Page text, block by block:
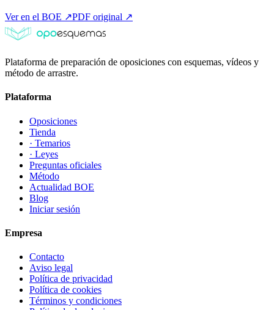
Ver en el BOE ↗PDF original ↗
Plataforma de preparación de oposiciones con esquemas, vídeos y
método de arrastre.
Plataforma
Oposiciones
Tienda
· Temarios
· Leyes
Preguntas oficiales
Método
Actualidad BOE
Blog
Iniciar sesión
Empresa
Contacto
Aviso legal
Política de privacidad
Política de cookies
Términos y condiciones